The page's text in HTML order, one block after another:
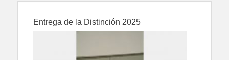
Entrega de la Distinción 2025